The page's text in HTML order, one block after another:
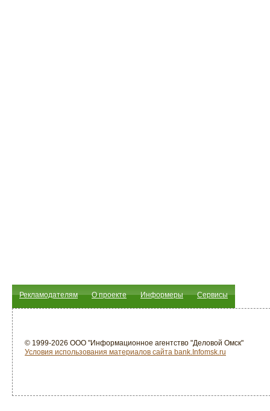
Рекламодателям О проекте Информеры Сервисы
© 1999-2026 ООО "Информационное агентство "Деловой Омск"
Условия использования материалов сайта bank.Infomsk.ru